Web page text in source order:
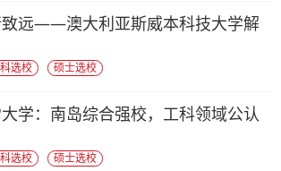
致远——澳大利亚斯威本科技大学解
选校 硕士选校
学：南岛综合强校，工科领域公认
选校 硕士选校